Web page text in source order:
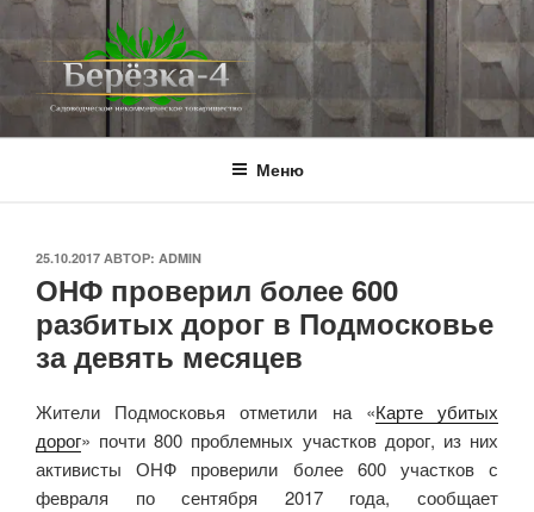
Перейти
к
содержимому
BEREZKA4.RU
СНТ Берёзка-4
Меню
ОПУБЛИКОВАНО
25.10.2017 АВТОР: ADMIN
ОНФ проверил более 600
разбитых дорог в Подмосковье
за девять месяцев
Жители Подмосковья отметили на «Карте убитых
дорог» почти 800 проблемных участков дорог, из них
активисты ОНФ проверили более 600 участков с
февраля по сентября 2017 года, сообщает